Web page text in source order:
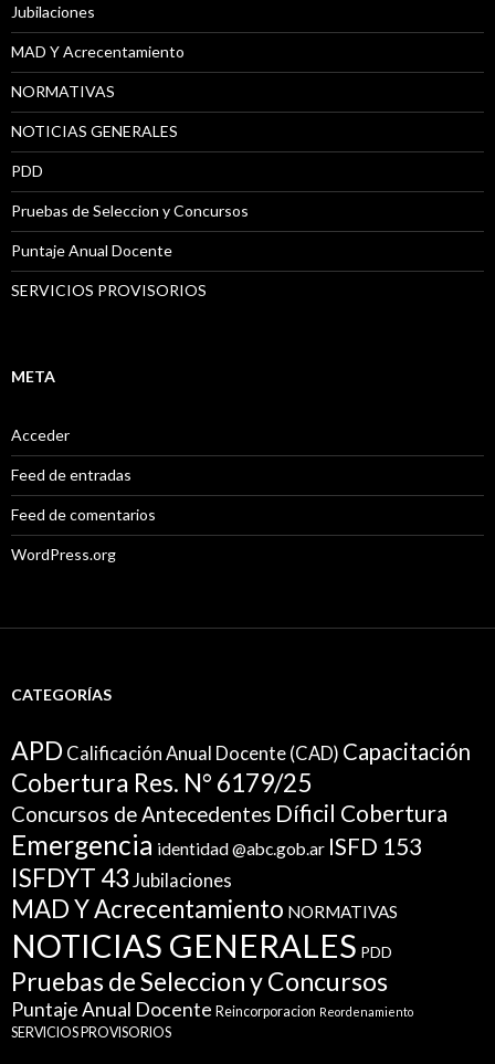
Jubilaciones
MAD Y Acrecentamiento
NORMATIVAS
NOTICIAS GENERALES
PDD
Pruebas de Seleccion y Concursos
Puntaje Anual Docente
SERVICIOS PROVISORIOS
META
Acceder
Feed de entradas
Feed de comentarios
WordPress.org
CATEGORÍAS
APD Calificación Anual Docente (CAD) Capacitación
Cobertura Res. N° 6179/25
Concursos de Antecedentes Díficil Cobertura
Emergencia identidad @abc.gob.ar ISFD 153
ISFDYT 43 Jubilaciones
MAD Y Acrecentamiento NORMATIVAS
NOTICIAS GENERALES PDD
Pruebas de Seleccion y Concursos
Puntaje Anual Docente Reincorporacion Reordenamiento
SERVICIOS PROVISORIOS